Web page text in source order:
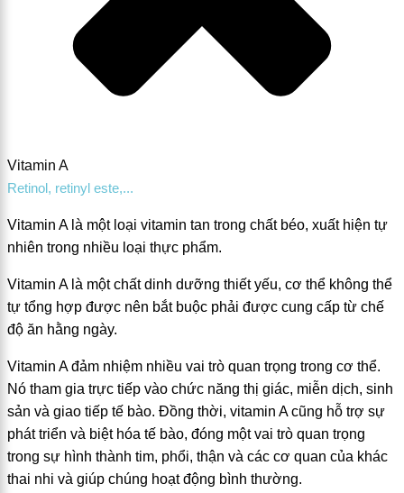
Vitamin A
Retinol, retinyl este,...
Vitamin A là một loại vitamin tan trong chất béo, xuất hiện tự
nhiên trong nhiều loại thực phẩm.
Vitamin A là một chất dinh dưỡng thiết yếu, cơ thể không thể
tự tổng hợp được nên bắt buộc phải được cung cấp từ chế
độ ăn hằng ngày.
Vitamin A đảm nhiệm nhiều vai trò quan trọng trong cơ thể.
Nó tham gia trực tiếp vào chức năng thị giác, miễn dịch, sinh
sản và giao tiếp tế bào. Đồng thời, vitamin A cũng hỗ trợ sự
phát triển và biệt hóa tế bào, đóng một vai trò quan trọng
trong sự hình thành tim, phổi, thận và các cơ quan của khác
thai nhi và giúp chúng hoạt động bình thường.